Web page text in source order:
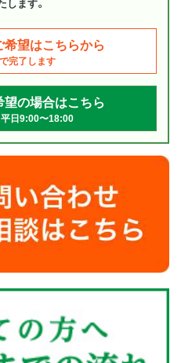
望はこちらから
完了します
の場合はこちら
日9:00〜18:00